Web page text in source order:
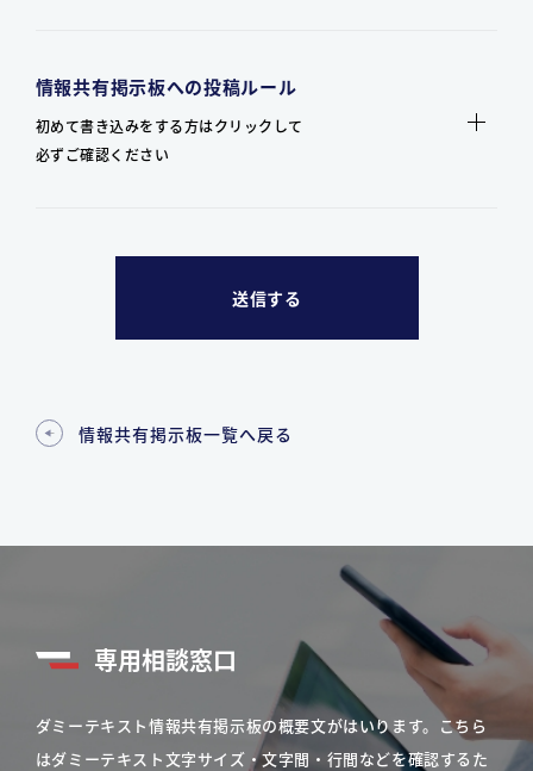
情報共有掲示板への投稿ルール
初めて書き込みをする方はクリックして
必ずご確認ください
情報共有掲示板一覧へ戻る
専用相談窓口
ダミーテキスト情報共有掲示板の概要文がはいります。こちら
はダミーテキスト文字サイズ・文字間・行間などを確認するた